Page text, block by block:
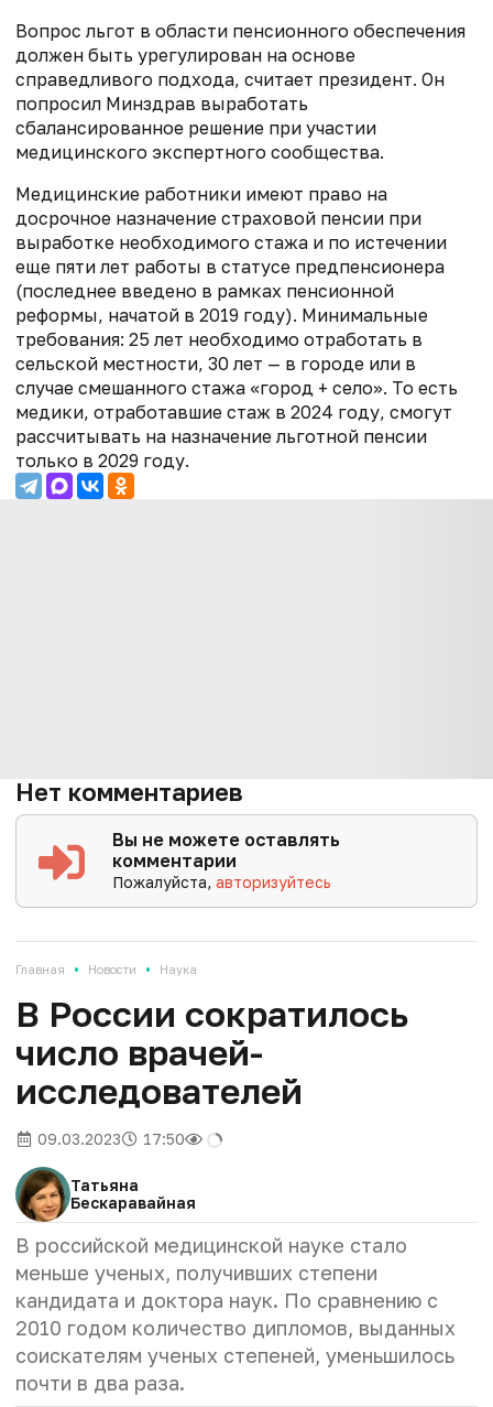
Вопрос льгот в области пенсионного обеспечения
должен быть урегулирован на основе
справедливого подхода, считает президент. Он
попросил Минздрав выработать
сбалансированное решение при участии
медицинского экспертного сообщества.
Медицинские работники имеют право на
досрочное назначение страховой пенсии при
выработке необходимого стажа и по истечении
еще пяти лет работы в статусе предпенсионера
(последнее введено в рамках пенсионной
реформы, начатой в 2019 году). Минимальные
требования: 25 лет необходимо отработать в
сельской местности, 30 лет — в городе или в
случае смешанного стажа «город + село». То есть
медики, отработавшие стаж в 2024 году, смогут
рассчитывать на назначение льготной пенсии
только в 2029 году.
Нет комментариев
Вы не можете оставлять
комментарии
Пожалуйста,авторизуйтесь
Главная • Новости • Наука
В России сократилось
число врачей-
исследователей
09.03.2023 17:50
Татьяна
Бескаравайная
В российской медицинской науке стало
меньше ученых, получивших степени
кандидата и доктора наук. По сравнению с
2010 годом количество дипломов, выданных
соискателям ученых степеней, уменьшилось
почти в два раза.